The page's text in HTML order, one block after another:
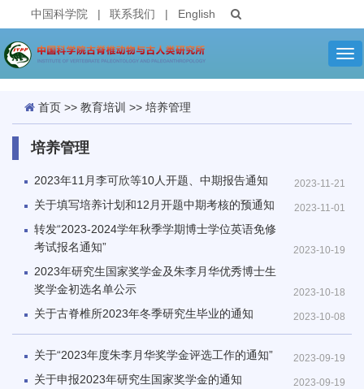
中国科学院 | 联系我们 | English
首页 >> 教育培训 >> 培养管理
培养管理
2023-11-21
2023年11月李可欣等10人开题、中期报告通知
2023-11-01
关于填写培养计划和12月开题中期考核的预通知
2023-10-19
转发“2023-2024学年秋季学期博士学位英语免修
考试报名通知”
2023-10-18
2023年研究生国家奖学金及朱李月华优秀博士生
奖学金初选名单公示
2023-10-08
关于古脊椎所2023年冬季研究生毕业的通知
2023-09-19
关于“2023年度朱李月华奖学金评选工作的通知”
2023-09-19
关于申报2023年研究生国家奖学金的通知